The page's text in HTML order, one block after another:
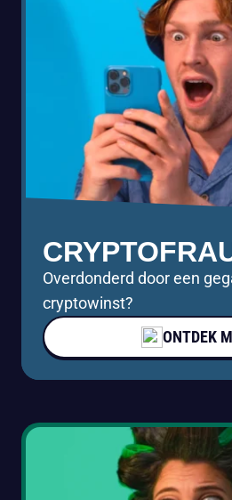
Overdonderd door een
cryptowinst?
ONTDEK